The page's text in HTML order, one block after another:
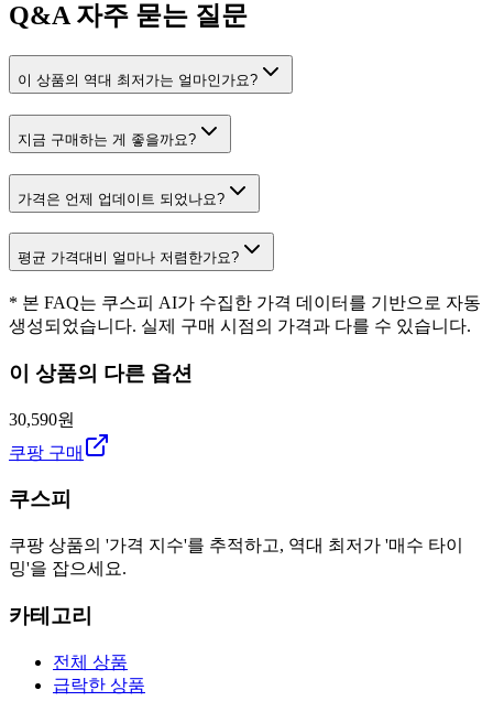
Q&A자주 묻는 질문
이 상품의 역대 최저가는 얼마인가요?
지금 구매하는 게 좋을까요?
가격은 언제 업데이트 되었나요?
평균 가격대비 얼마나 저렴한가요?
* 본 FAQ는 쿠스피 AI가 수집한 가격 데이터를 기반으로 자동
생성되었습니다. 실제 구매 시점의 가격과 다를 수 있습니다.
이 상품의 다른 옵션
30,590원
쿠팡 구매
쿠스피
쿠팡 상품의 '가격 지수'를 추적하고, 역대 최저가 '매수 타이
밍'을 잡으세요.
카테고리
전체 상품
급락한 상품